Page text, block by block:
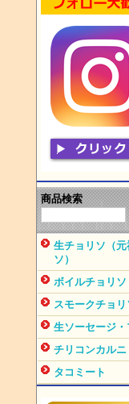
商品検索
生チョリソ（元
ソ）
ボイルチョリソ
スモークチョリ
生ソーセージ・
チリコンカルニ
タコミート